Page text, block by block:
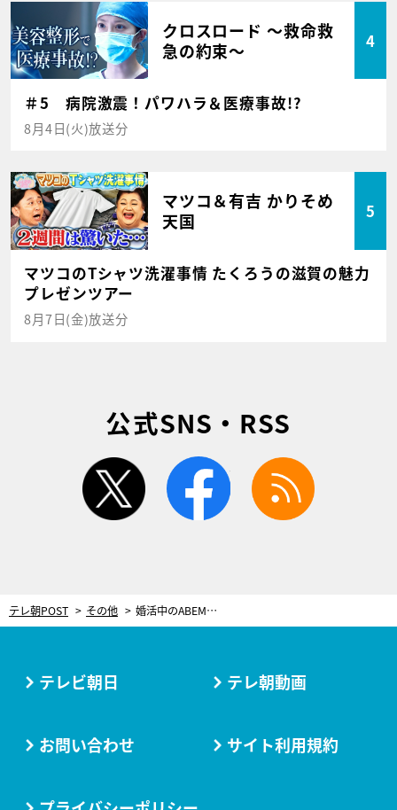
クロスロード ～救命救
急の約束～
4
＃5 病院激震！パワハラ＆医療事故!?
8月4日(火)放送分
マツコ＆有吉 かりそめ
天国
5
マツコのTシャツ洗濯事情 たくろうの滋賀の魅力
プレゼンツアー
8月7日(金)放送分
公式SNS・RSS
twitter facebook
テレ朝POST その他 婚活中のABEMA西澤由夏アナ「共同生活で初めての…」 年収4000万円の経営者とデートで大照れ
テレビ朝日 テレ朝動画
お問い合わせ サイト利用規約